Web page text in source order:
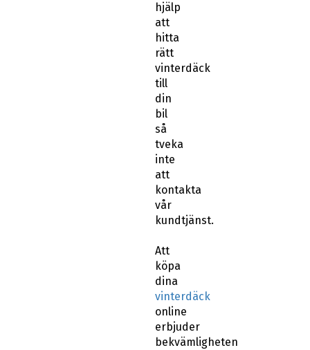
att
hitta
rätt
vinterdäck
till
din
bil
så
tveka
inte
att
kontakta
vår
kundtjänst.
köpa
dina
vinterdäck
online
erbjuder
bekvämligheten
att